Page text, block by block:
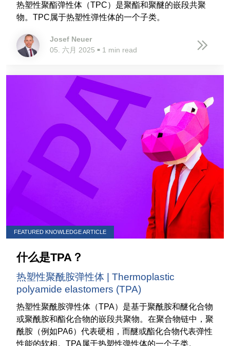
热塑性聚酯弹性体（TPC）是聚酯和聚醚的嵌段共聚
物。TPC属于热塑性弹性体的一个子类。
Josef Neuer
05. 六月 2025 ■ 1 min read
FEATURED KNOWLEDGE ARTICLE
什么是TPA？
热塑性聚酰胺弹性体 | Thermoplastic
polyamide elastomers (TPA)
热塑性聚酰胺弹性体（TPA）是基于聚酰胺和醚化合物
或聚酰胺和酯化合物的嵌段共聚物。在聚合物链中，聚
酰胺（例如PA6）代表硬相，而醚或酯化合物代表弹性
性能的软相。TPA属于热塑性弹性体的一个子类。